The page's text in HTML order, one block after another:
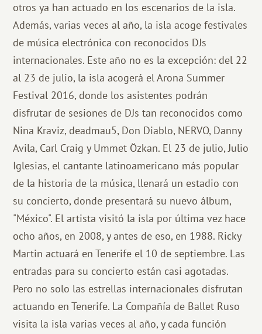
otros ya han actuado en los escenarios de la isla.
Además, varias veces al año, la isla acoge festivales
de música electrónica con reconocidos DJs
internacionales. Este año no es la excepción: del 22
al 23 de julio, la isla acogerá el Arona Summer
Festival 2016, donde los asistentes podrán
disfrutar de sesiones de DJs tan reconocidos como
Nina Kraviz, deadmau5, Don Diablo, NERVO, Danny
Avila, Carl Craig y Ummet Özkan. El 23 de julio, Julio
Iglesias, el cantante latinoamericano más popular
de la historia de la música, llenará un estadio con
su concierto, donde presentará su nuevo álbum,
"México". El artista visitó la isla por última vez hace
ocho años, en 2008, y antes de eso, en 1988. Ricky
Martin actuará en Tenerife el 10 de septiembre. Las
entradas para su concierto están casi agotadas.
Pero no solo las estrellas internacionales disfrutan
actuando en Tenerife. La Compañía de Ballet Ruso
visita la isla varias veces al año, y cada función